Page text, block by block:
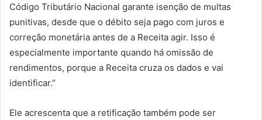
Código Tributário Nacional garante isenção de multas
punitivas, desde que o débito seja pago com juros e
correção monetária antes de a Receita agir. Isso é
especialmente importante quando há omissão de
rendimentos, porque a Receita cruza os dados e vai
identificar.”
Ele acrescenta que a retificação também pode ser